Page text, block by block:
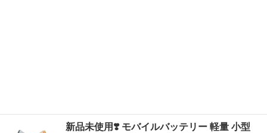
新品未使用❣️ モバイルバッテリー 軽量 小型